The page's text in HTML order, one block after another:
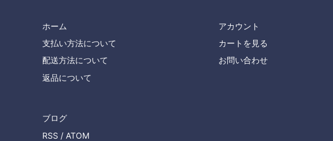
ホーム
支払い方法について
配送方法について
返品について
アカウント
カートを見る
お問い合わせ
ブログ
RSS / ATOM